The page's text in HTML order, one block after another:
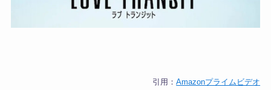
引用：Amazonプライムビデオ